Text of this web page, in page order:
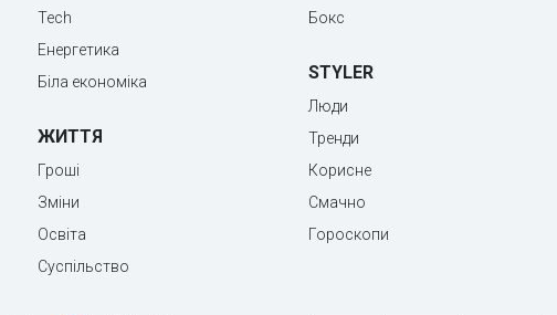
Tech
Енергетика
Біла економіка
ЖИТТЯ
Гроші
Зміни
Освіта
Суспільство
Бокс
STYLER
Люди
Тренди
Корисне
Смачно
Гороскопи